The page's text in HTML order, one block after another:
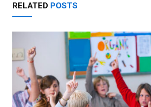
RELATED POSTS